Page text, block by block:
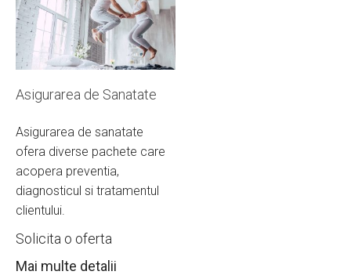
Asigurarea de Sanatate
Asigurarea de sanatate
ofera diverse pachete care
acopera preventia,
diagnosticul si tratamentul
clientului.
Solicita o oferta
Mai multe detalii